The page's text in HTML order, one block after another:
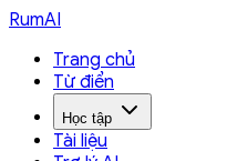
RumAI
Trang chủ
Từ điển
Học tập
Tài liệu